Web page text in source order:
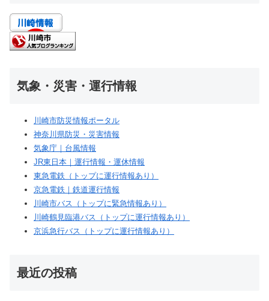
気象・災害・運行情報
川崎市防災情報ポータル
神奈川県防災・災害情報
気象庁｜台風情報
JR東日本｜運行情報・運休情報
東急電鉄（トップに運行情報あり）
京急電鉄｜鉄道運行情報
川崎市バス（トップに緊急情報あり）
川崎鶴見臨港バス（トップに運行情報あり）
京浜急行バス（トップに運行情報あり）
最近の投稿